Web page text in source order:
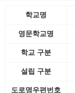
학교명
영문학교명
학교 구분
설립 구분
도로명우편번호